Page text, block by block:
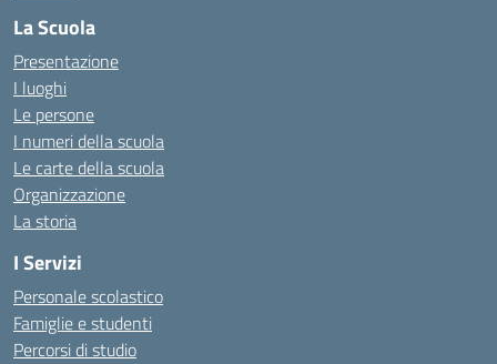
La Scuola
Presentazione
I luoghi
Le persone
I numeri della scuola
Le carte della scuola
Organizzazione
La storia
I Servizi
Personale scolastico
Famiglie e studenti
Percorsi di studio